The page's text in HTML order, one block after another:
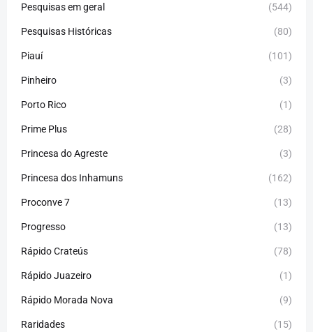
Pesquisas em geral (544)
Pesquisas Históricas (80)
Piauí (101)
Pinheiro (3)
Porto Rico (1)
Prime Plus (28)
Princesa do Agreste (3)
Princesa dos Inhamuns (162)
Proconve 7 (13)
Progresso (13)
Rápido Crateús (78)
Rápido Juazeiro (1)
Rápido Morada Nova (9)
Raridades (15)